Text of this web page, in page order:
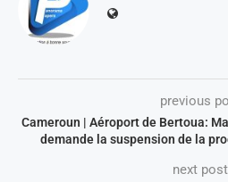
previous
Cameroun | Aéroport de Bertoua:
demande la suspension de la
next post